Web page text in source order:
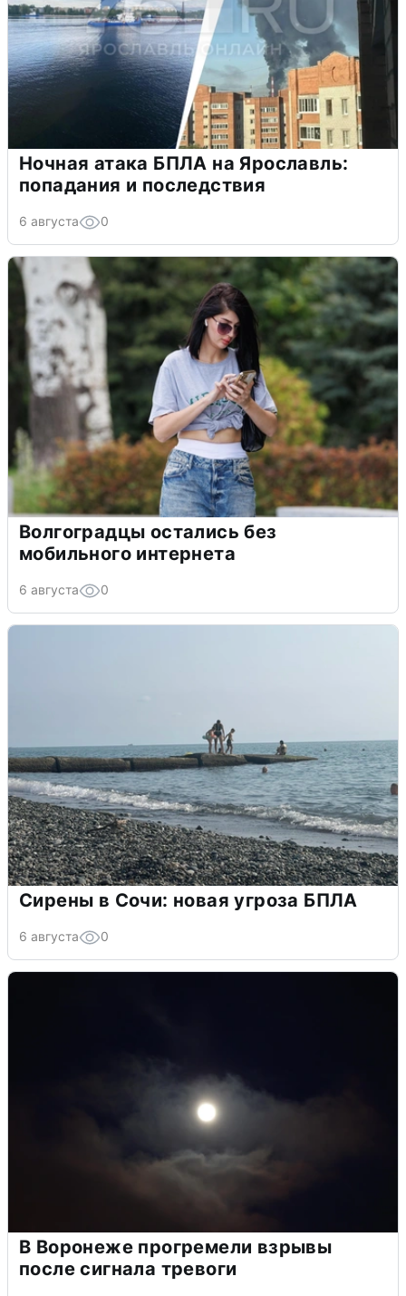
Ночная атака БПЛА на Ярославль:
попадания и последствия
6 августа 0
Волгоградцы остались без
мобильного интернета
6 августа 0
Сирены в Сочи: новая угроза БПЛА
6 августа 0
В Воронеже прогремели взрывы
после сигнала тревоги